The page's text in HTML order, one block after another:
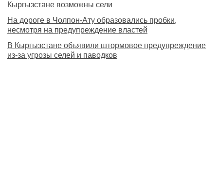
Кыргызстане возможны сели
На дороге в Чолпон-Ату образовались пробки,
несмотря на предупреждение властей
В Кыргызстане объявили штормовое предупреждение
из-за угрозы селей и паводков